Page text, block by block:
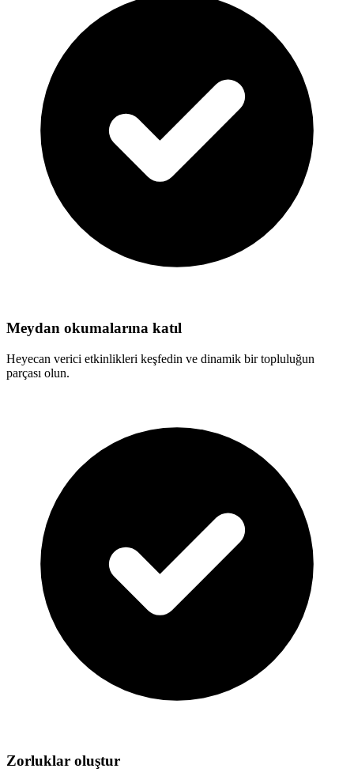
Meydan okumalarına katıl
Heyecan verici etkinlikleri keşfedin ve dinamik bir topluluğun
parçası olun.
Zorluklar oluştur